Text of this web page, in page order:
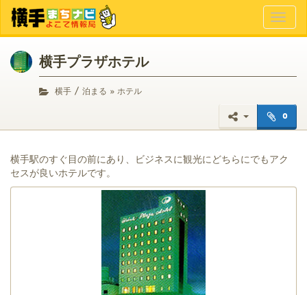
横手プラザホテル
横手 /泊まる » ホテル
0
横手駅のすぐ目の前にあり、ビジネスに観光にどちらにでもアク
セスが良いホテルです。